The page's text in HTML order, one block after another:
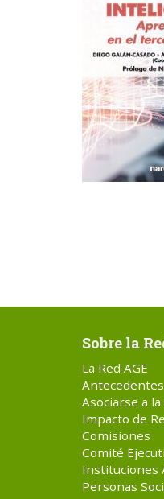
Sobre la
La Red AGE
Antecedentes
Asociarse a la
Impacto de
Comisiones
Comité
Instituciones
Personas